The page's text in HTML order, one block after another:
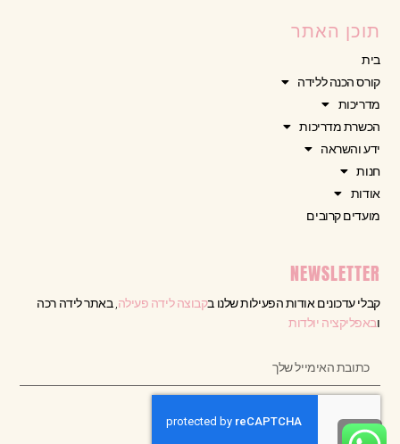
תוכן האתר
בית
קורס הכנה ללידה
מדריכות
הכשרת מדריכות
ידע והשראה
חנות
אודות
מועדים קרובים
NEWSLETTER
קבלי עדכונים אודות הפעילות שלנו בקבוצה לידה פעילה , באתר לידה רכה
ובאפליקציה יולדות